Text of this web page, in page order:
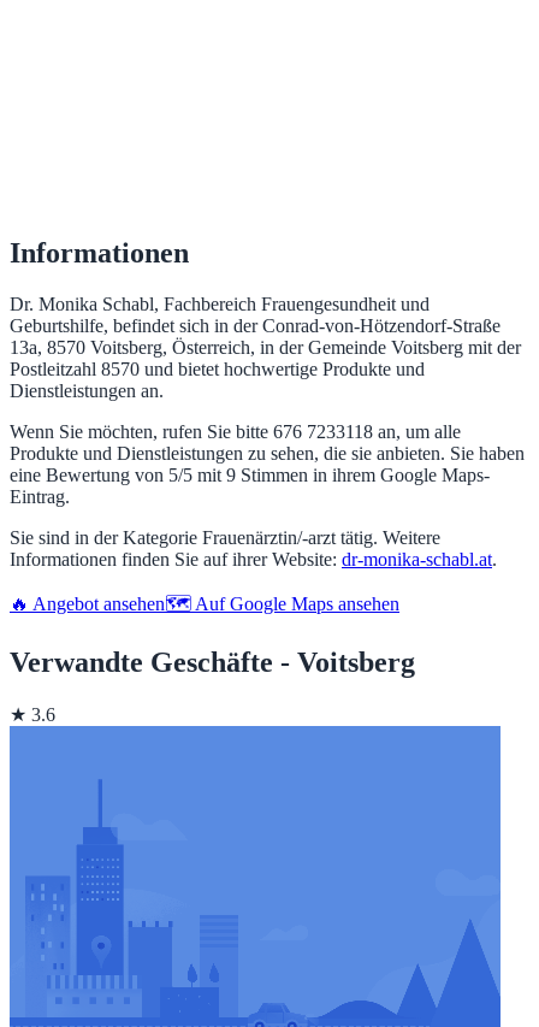
Informationen
Dr. Monika Schabl, Fachbereich Frauengesundheit und
Geburtshilfe, befindet sich in der Conrad-von-Hötzendorf-Straße
13a, 8570 Voitsberg, Österreich, in der Gemeinde Voitsberg mit der
Postleitzahl 8570 und bietet hochwertige Produkte und
Dienstleistungen an.
Wenn Sie möchten, rufen Sie bitte 676 7233118 an, um alle
Produkte und Dienstleistungen zu sehen, die sie anbieten. Sie haben
eine Bewertung von 5/5 mit 9 Stimmen in ihrem Google Maps-
Eintrag.
Sie sind in der Kategorie Frauenärztin/-arzt tätig. Weitere
Informationen finden Sie auf ihrer Website: dr-monika-schabl.at.
🔥 Angebot ansehen🗺️ Auf Google Maps ansehen
Verwandte Geschäfte - Voitsberg
★ 3.6